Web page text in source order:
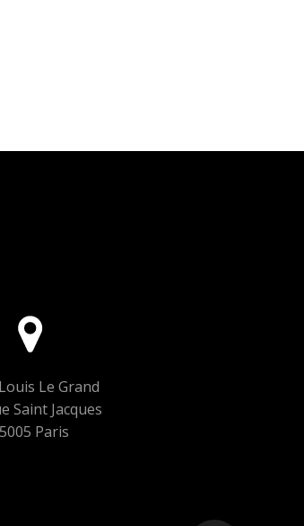
Le Grand
Saint Jacques
Paris